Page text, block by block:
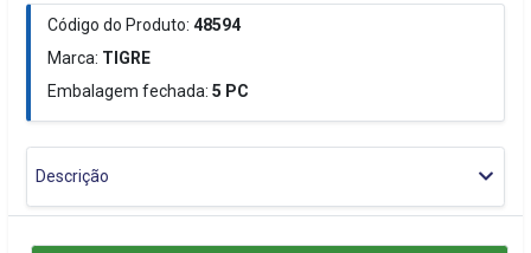
Código do Produto: 48594
Marca: TIGRE
Embalagem fechada: 5 PC
Descrição